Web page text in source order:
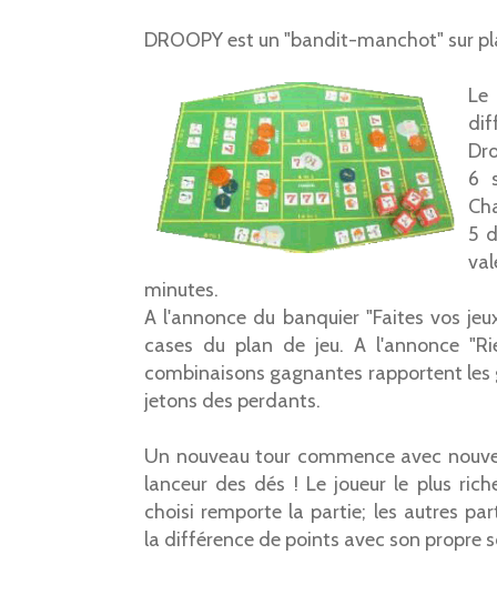
DROOPY est un "bandit-manchot" sur
6
5
minutes.
A l'annonce du banquier "Faites vos
cases du plan de jeu. A l'annonce
combinaisons gagnantes rapportent les
jetons des perdants.
Un nouveau tour commence avec
lanceur des dés ! Le joueur le plus
choisi remporte la partie; les autres
la différence de points avec son propre